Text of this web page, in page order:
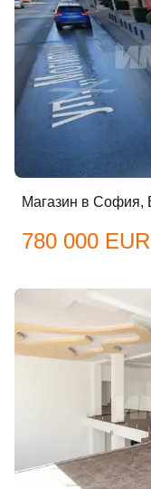
Магазин в София,
780 000 EUR